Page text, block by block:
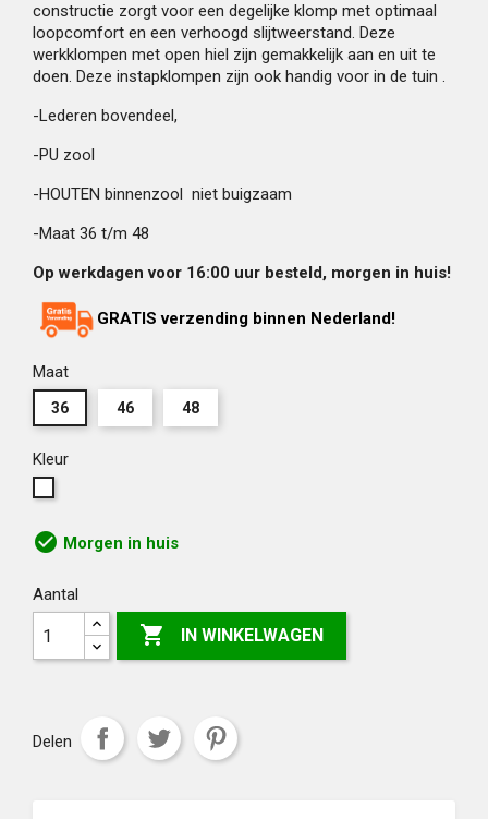
constructie zorgt voor een degelijke klomp met optimaal
loopcomfort en een verhoogd slijtweerstand. Deze
werkklompen met open hiel zijn gemakkelijk aan en uit te
doen. Deze instapklompen zijn ook handig voor in de tuin .
-Lederen bovendeel,
-PU zool
-HOUTEN binnenzool niet buigzaam
-Maat 36 t/m 48
Op werkdagen voor 16:00 uur besteld, morgen in huis!
GRATIS verzending binnen Nederland!
Maat
36 46 48
Kleur
check_circle Morgen in huis
Aantal
 IN WINKELWAGEN
Delen